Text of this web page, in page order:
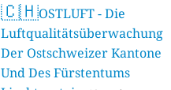
🇨🇭OSTLUFT - Die
Luftqualitätsüberwachung
Der Ostschweizer Kantone
Und Des Fürstentums